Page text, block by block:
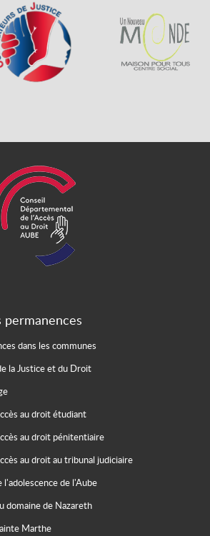
permanences
dans les communes
la Justice et du Droit
au droit étudiant
au droit pénitentiaire
au droit au tribunal judiciaire
l'adolescence de l'Aube
domaine de Nazareth
Marthe